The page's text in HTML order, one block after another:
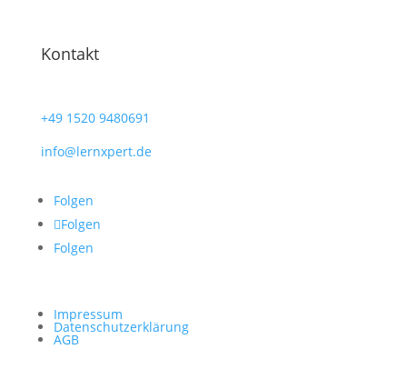
Kontakt
+49 1520 9480691
info@lernxpert.de
Folgen
Folgen
Folgen
Impressum
Datenschutzerklärung
AGB